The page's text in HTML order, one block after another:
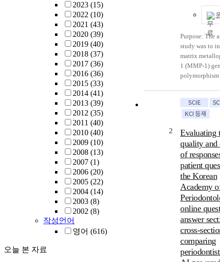
2023 (15)
2022 (10)
2021 (43)
2020 (39)
2019 (40)
2018 (37)
2017 (36)
2016 (36)
2015 (33)
2014 (41)
2013 (39)
2012 (35)
2011 (40)
2010 (40)
2009 (10)
2008 (13)
2007 (1)
2006 (20)
2005 (22)
2004 (14)
2003 (8)
2002 (8)
작성언어
영어 (616)
오늘 본 자료
Purpose: The
study was to
matrix
1 (MMP-1)
polymorphism
assess the
between
Methods:
generalized
periodontitis
patients and
periodontally
children were
and genomic
extracted
swab. The
of MMP-1
were
polymerase
and restriction
2
Evaluating
quality and
of
patient
the Korean
Academy
online
answer
cross-
comparing